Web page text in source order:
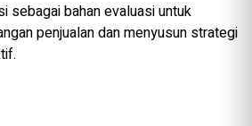
sebagai bahan evaluasi untuk
penjualan dan menyusun strategi